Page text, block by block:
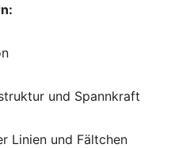
und Spannkraft
Linien und Fältchen